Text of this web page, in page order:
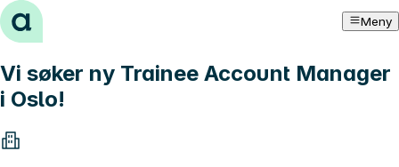
Hopp til innhold Meny
Vi søker ny Trainee Account Manager
i Oslo!